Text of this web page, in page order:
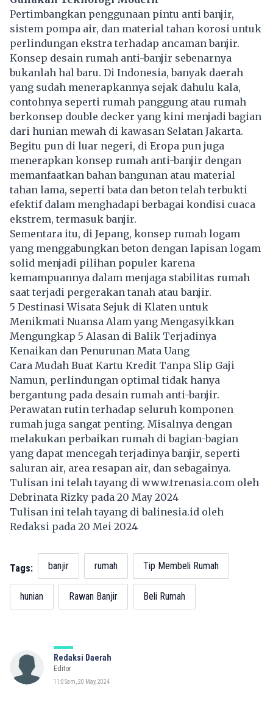
Pertimbangkan penggunaan pintu anti banjir,
sistem pompa air, dan material tahan korosi untuk
perlindungan ekstra terhadap ancaman banjir.
Konsep desain rumah anti-banjir sebenarnya
bukanlah hal baru. Di Indonesia, banyak daerah
yang sudah menerapkannya sejak dahulu kala,
contohnya seperti rumah panggung atau rumah
berkonsep double decker yang kini menjadi bagian
dari hunian mewah di kawasan Selatan Jakarta.
Begitu pun di luar negeri, di Eropa pun juga
menerapkan konsep rumah anti-banjir dengan
memanfaatkan bahan bangunan atau material
tahan lama, seperti bata dan beton telah terbukti
efektif dalam menghadapi berbagai kondisi cuaca
ekstrem, termasuk banjir.
Sementara itu, di Jepang, konsep rumah logam
yang menggabungkan beton dengan lapisan logam
solid menjadi pilihan populer karena
kemampuannya dalam menjaga stabilitas rumah
saat terjadi pergerakan tanah atau banjir.
5 Destinasi Wisata Sejuk di Klaten untuk
Menikmati Nuansa Alam yang Mengasyikkan
Mengungkap 5 Alasan di Balik Terjadinya
Kenaikan dan Penurunan Mata Uang
Cara Mudah Buat Kartu Kredit Tanpa Slip Gaji
Namun, perlindungan optimal tidak hanya
bergantung pada desain rumah anti-banjir.
Perawatan rutin terhadap seluruh komponen
rumah juga sangat penting. Misalnya dengan
melakukan perbaikan rumah di bagian-bagian
yang dapat mencegah terjadinya banjir, seperti
saluran air, area resapan air, dan sebagainya.
Tulisan ini telah tayang di www.trenasia.com oleh
Debrinata Rizky pada 20 May 2024
Tulisan ini telah tayang dibalinesia.id oleh
Redaksi pada 20 Mei 2024
Tags: banjir rumah Tip Membeli Rumah
hunian Rawan Banjir Beli Rumah
Redaksi Daerah
Editor
11:05am, 20 May, 2024